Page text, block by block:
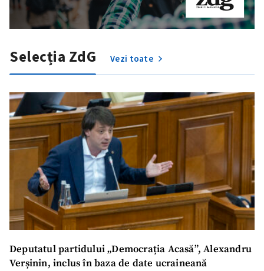
in English
на русском
Selecția ZdG Vezi toate
Deputatul partidului „Democrația Acasă”, Alexandru
Verșinin, inclus în baza de date ucraineană